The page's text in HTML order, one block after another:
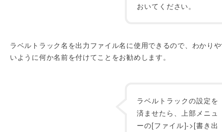
おいてください。
ラベルトラック名を出力ファイル名に使用できるので、わかり
いように何か名前を付けてことをお勧めします。
ラベルトラックの設定を
済ませたら、上部メニュ
ーの[ファイル]->[書き出